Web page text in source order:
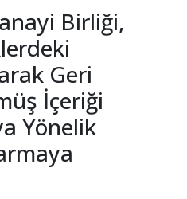
Birliği,
Geri
İçeriği
Yönelik